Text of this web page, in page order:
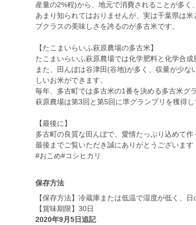
産量の2%程)から、地元で消費されることが多く
あまり知られてはおりませんが、実は千葉県は
プクラスの美味しさを誇るのが多古米です。
【たこまいらいふ萩原農場の多古米】
たこまいらいふ萩原農場では化学肥料と化学合
また、田んぼは谷津田(谷地)が多く、収量が少
しいお米ができます。
毎年、多古町では多古米の1番を決める多古米グ
萩原農場は第3回と第5回に準グランプリを獲得し
【最後に】
多古町の良質な田んぼで、愛情たっぷり込めて
最後までご覧いただき誠にありがとうございます
#おこめ#コシヒカリ
保存方法
【保存方法】冷蔵庫または低温で湿度が低く、
【賞味期限】30日
2020年9月5日追記